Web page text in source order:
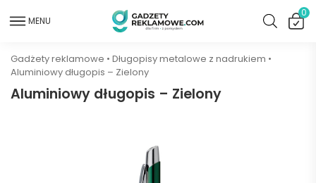
MENU
0
Gadżety reklamowe • Długopisy metalowe z nadrukiem •
Aluminiowy długopis – Zielony
Aluminiowy długopis – Zielony